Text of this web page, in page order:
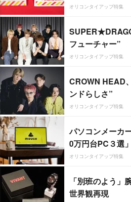
オリコンタイアップ特集
フューチャー”
オリコンタイアップ特集
CROWN HEAD
ンドらしさ”
オリコンタイアップ特集
パソコンメーカ
0万円台PC３選」
オリコンタイアップ特集
「別班のよう」
世界観再現